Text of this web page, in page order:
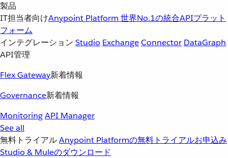
製品
IT担当者向けAnypoint Platform 世界No.1の統合APIプラット
フォーム
インテグレーション Studio ExchangeConnector DataGraph
API管理
Flex Gateway新着情報
Governance新着情報
MonitoringAPI Manager
See all
無料トライアルAnypoint Platformの無料トライアルお申込み
Studio & Muleのダウンロード